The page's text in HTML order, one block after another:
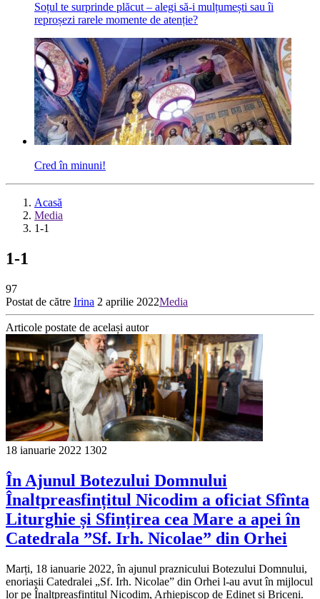
Soțul te surprinde plăcut – alegi să-i mulțumești sau îi
reproșezi rarele momente de atenție?
Cred în minuni!
Acasă
Media
1-1
1-1
97
Postat de către Irina 2 aprilie 2022Media
Articole postate de același autor
18 ianuarie 2022 1302
În Ajunul Botezului Domnului
Înaltpreasfințitul Nicodim a oficiat Sfînta
Liturghie și Sfințirea cea Mare a apei în
Catedrala ”Sf. Irh. Nicolae” din Orhei
Marți, 18 ianuarie 2022, în ajunul praznicului Botezului Domnului,
enoriașii Catedralei „Sf. Irh. Nicolae” din Orhei l-au avut în mijlocul
lor pe Înaltpreasfințitul Nicodim, Arhiepiscop de Edineț și Briceni.